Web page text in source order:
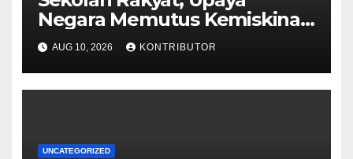
Negara Memutus Kemiskinan
Antargenerasi
AUG 10, 2026 KONTRIBUTOR
UNCATEGORIZED